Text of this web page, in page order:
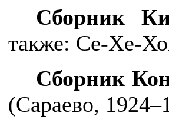
Сборник
также: Се-Хе-
Сборник
(Сараево,